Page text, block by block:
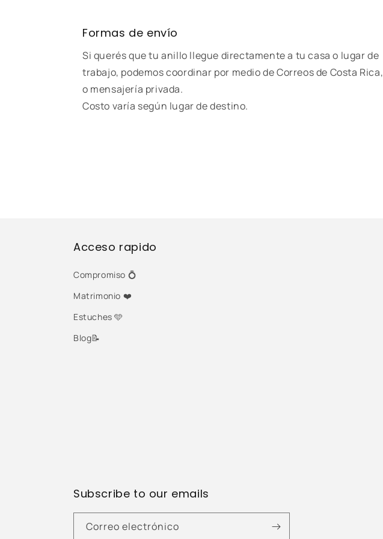
Formas de envío
Si querés que tu anillo llegue directamente a tu casa o lugar de
trabajo, podemos coordinar por medio de Correos de Costa Rica,
o mensajería privada.
Costo varía según lugar de destino.
Acceso rapido
Compromiso 💍
Matrimonio ❤️
Estuches 🩵
Blog📝
Subscribe to our emails
Correo electrónico